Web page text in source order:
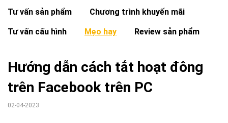
Tư vấn sản phẩm Chương trình khuyến mãi
Tư vấn cấu hình Mẹo hay Review sản phẩm
Hướng dẫn cách tắt hoạt đông
trên Facebook trên PC
02-04-2023